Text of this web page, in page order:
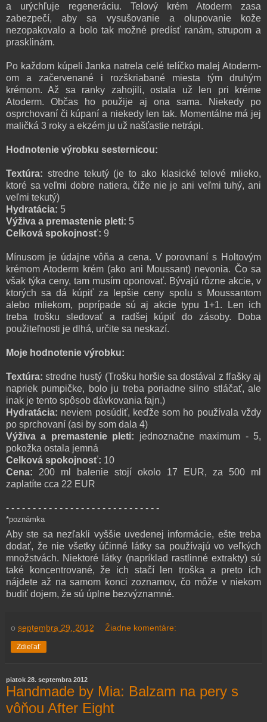
a urýchľuje regeneráciu. Telový krém Atoderm zasa
zabezpečí, aby sa vysušovanie a olupovanie kože
nezopakovalo a bolo tak možné predísť ranám, strupom a
prasklinám.
Po každom kúpeli Janka natrela celé telíčko malej Atoderm-
om a začervenané i rozškriabané miesta tým druhým
krémom. Až sa ranky zahojili, ostala už len pri kréme
Atoderm. Občas ho použije aj ona sama. Niekedy po
osprchovaní či kúpaní a niekedy len tak. Momentálne má jej
maličká 3 roky a ekzém ju už našťastie netrápi.
Hodnotenie výrobku sesternicou:
Textúra: stredne tekutý (je to ako klasické telové mlieko,
ktoré sa veľmi dobre natiera, čiže nie je ani veľmi tuhý, ani
veľmi tekutý)
Hydratácia: 5
Výživa a premastenie pleti: 5
Celková spokojnosť: 9
Mínusom je údajne vôňa a cena. V porovnaní s Holtovým
krémom Atoderm krém (ako ani Moussant) nevonia. Čo sa
však týka ceny, tam musím oponovať. Bývajú rôzne akcie, v
ktorých sa dá kúpiť za lepšie ceny spolu s Moussantom
alebo mliekom, poprípade sú aj akcie typu 1+1. Len ich
treba trošku sledovať a radšej kúpiť do zásoby. Doba
použiteľnosti je dlhá, určite sa neskazí.
Moje hodnotenie výrobku:
Textúra: stredne hustý (Trošku horšie sa dostával z fľašky aj
napriek pumpičke, bolo ju treba poriadne silno stláčať, ale
inak je tento spôsob dávkovania fajn.)
Hydratácia: neviem posúdiť, keďže som ho používala vždy
po sprchovaní (asi by som dala 4)
Výživa a premastenie pleti: jednoznačne maximum - 5,
pokožka ostala jemná
Celková spokojnosť: 10
Cena: 200 ml balenie stojí okolo 17 EUR, za 500 ml
zaplatíte cca 22 EUR
- - - - - - - - - - - - - - - - - - - - - - - - - - - - -
*poznámka
Aby ste sa nezľakli vyššie uvedenej informácie, ešte treba
dodať, že nie všetky účinné látky sa používajú vo veľkých
množstvách. Niektoré látky (napríklad rastlinné extrakty) sú
také koncentrované, že ich stačí len troška a preto ich
nájdete až na samom konci zoznamov, čo môže v niekom
budiť dojem, že sú úplne bezvýznamné.
o septembra 29, 2012 Žiadne komentáre:
Zdieľať
piatok 28. septembra 2012
Handmade by Mia: Balzam na pery s
vôňou After Eight